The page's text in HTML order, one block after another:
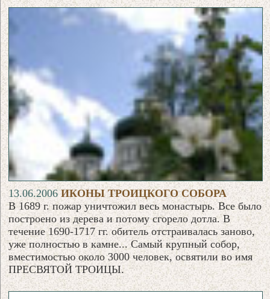
13.06.2006ИКОНЫ ТРОИЦКОГО СОБОРА
В 1689 г. пожар уничтожил весь монастырь. Все было
построено из дерева и потому сгорело дотла. В
течение 1690-1717 гг. обитель отстраивалась заново,
уже полностью в камне... Самый крупный собор,
вместимостью около 3000 человек, освятили во имя
ПРЕСВЯТОЙ ТРОИЦЫ.